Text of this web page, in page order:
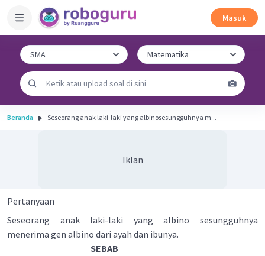
Masuk
Beranda Seseorang anak laki-laki yang albinosesungguhnya m...
Iklan
Pertanyaan
Seseorang anak laki-laki yang albino sesungguhnya
menerima gen albino dari ayah dan ibunya.
SEBAB